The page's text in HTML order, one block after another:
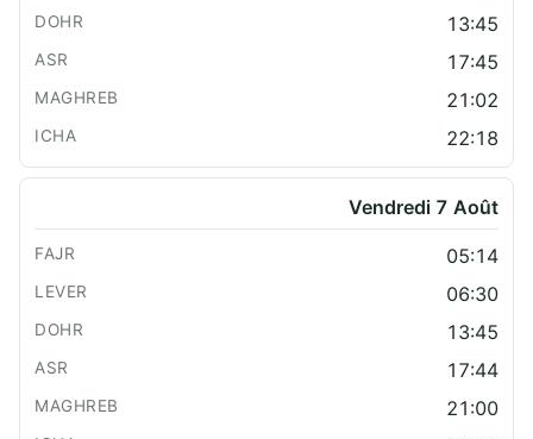
13:45
17:45
21:02
22:18
Vendredi 7 Août
05:14
06:30
13:45
17:44
21:00